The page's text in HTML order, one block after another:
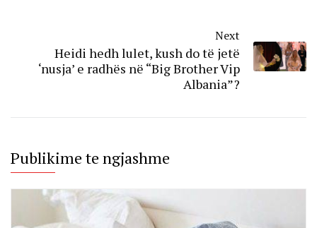
Next
Heidi hedh lulet, kush do të jetë
‘nusja’ e radhës në “Big Brother Vip
Albania”?
Publikime te ngjashme